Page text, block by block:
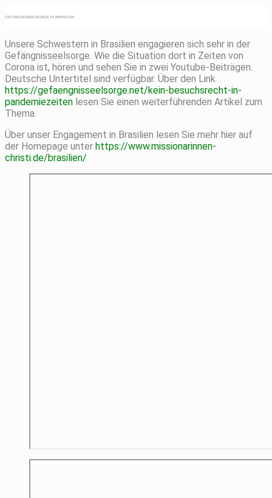
GEFÄNGNISSEELSORGE IN BRASILIEN
Unsere Schwestern in Brasilien engagieren sich sehr in der
Gefängnisseelsorge. Wie die Situation dort in Zeiten von
Corona ist, hören und sehen Sie in zwei Youtube-Beiträgen.
Deutsche Untertitel sind verfügbar. Über den Link
https://gefaengnisseelsorge.net/kein-besuchsrecht-in-
pandemiezeiten lesen Sie einen weiterführenden Artikel zum
Thema.
Über unser Engagement in Brasilien lesen Sie mehr hier auf
der Homepage unter https://www.missionarinnen-
christi.de/brasilien/